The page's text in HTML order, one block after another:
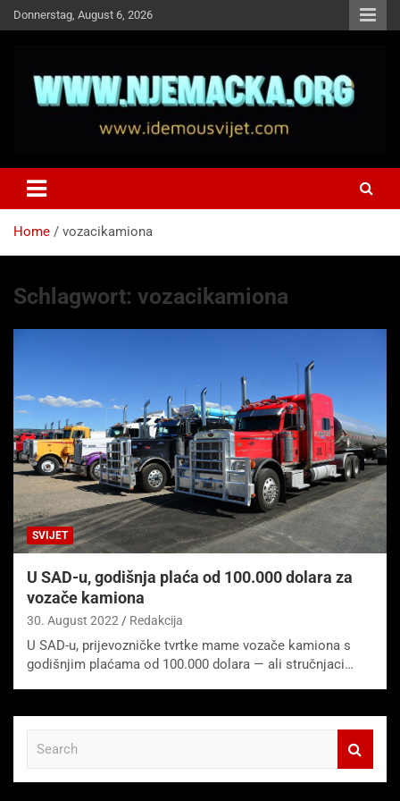
Skip
to
Donnerstag, August 6, 2026
Idemo u Svijet-Njemacka!
Home vozacikamiona
Schlagwort: vozacikamiona
SVIJET
U SAD-u, godišnja plaća od 100.000 dolara za
vozače kamiona
30. August 2022 Redakcija
U SAD-u, prijevozničke tvrtke mame vozače kamiona s
godišnjim plaćama od 100.000 dolara — ali stručnjaci…